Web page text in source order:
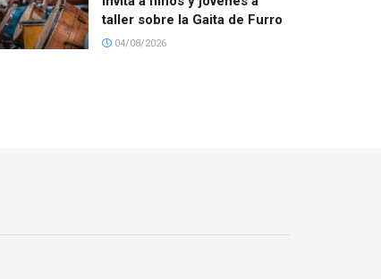
taller sobre la Gaita de Furro
04/08/2026